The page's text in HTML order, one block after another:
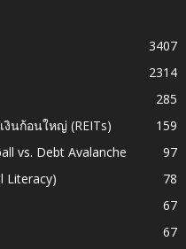
3407
2314
285
นก้อนใหญ่ (REITs)
159
vs. Debt Avalanche
97
Literacy)
78
67
67